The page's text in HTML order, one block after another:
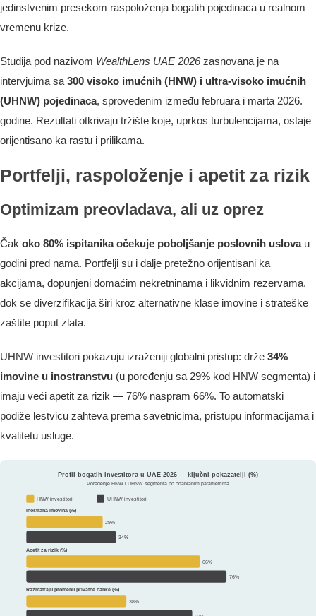
jedinstvenim presekom raspoloženja bogatih pojedinaca u realnom
vremenu krize.
Studija pod nazivom WealthLens UAE 2026zasnovana je na
intervjuima sa 300 visoko imućnih (HNW) i ultra-visoko imućnih
(UHNW) pojedinaca, sprovedenim između februara i marta 2026.
godine. Rezultati otkrivaju tržište koje, uprkos turbulencijama, ostaje
orijentisano ka rastu i prilikama.
Portfelji, raspoloženje i apetit za rizik
Optimizam preovladava, ali uz oprez
Čak oko 80% ispitanika očekuje poboljšanje poslovnih uslovau
godini pred nama. Portfelji su i dalje pretežno orijentisani ka
akcijama, dopunjeni domaćim nekretninama i likvidnim rezervama,
dok se diverzifikacija širi kroz alternativne klase imovine i strateške
zaštite poput zlata.
UHNW investitori pokazuju izraženiji globalni pristup: drže 34%
imovine u inostranstvu (u poređenju sa 29% kod HNW segmenta) i
imaju veći apetit za rizik — 76% naspram 66%. To automatski
podiže lestvicu zahteva prema savetnicima, pristupu informacijama i
kvalitetu usluge.